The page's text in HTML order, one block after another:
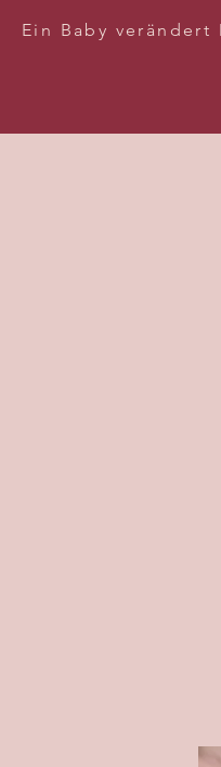
Ein Baby